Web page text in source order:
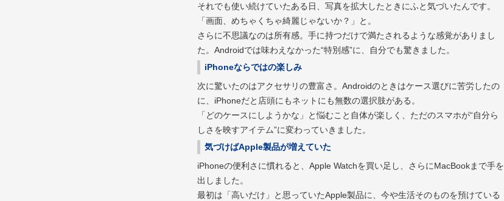
それでも使い続けていたある日、写真を拡大したときにふと気づいたんです。
「画面、めちゃくちゃ綺麗じゃないか？」と。
さらに不思議なのは所有感。手に持つだけで満たされるような感覚がありまし
た。Androidでは味わえなかった“特別感”に、自分でも驚きました。
iPhoneならではの楽しみ
次に驚いたのはアクセサリの豊富さ。Androidのときはケース選びに苦労したの
に、iPhoneだと店頭にもネットにも無数の選択肢がある。
「どのケースにしようかな」と悩むこと自体が楽しく、ただのスマホが“自分ら
しさを映すアイテム”に変わっていきました。
気づけばApple製品が増えていた
iPhoneの便利さに慣れると、Apple Watchを買い足し、さらにMacBookまで手を
出しました。
最初は「高いだけ」と思っていたApple製品に、今や生活そのものを預けている